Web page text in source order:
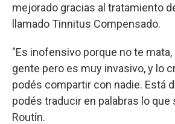
mejorado gracias al tratamiento
llamado Tinnitus Compensado.
"Es inofensivo porque no te
gente pero es muy invasivo, y lo
podés compartir con nadie. Está
podés traducir en palabras lo que
Routín.